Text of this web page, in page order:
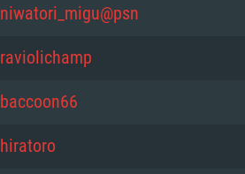
niwatori_migu@psn
raviolichamp
baccoon66
hiratoro